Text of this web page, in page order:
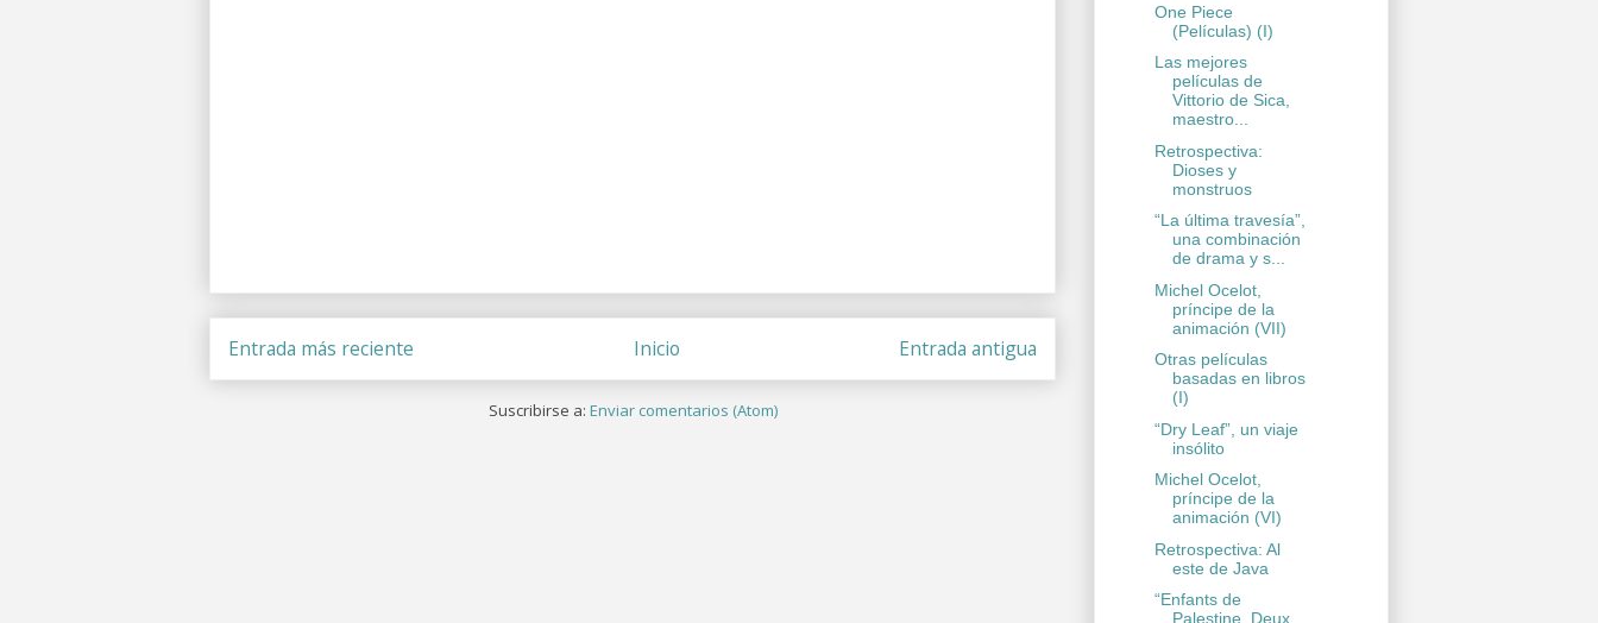
Entrada más reciente Entrada antigua
Inicio
Suscribirse a: Enviar comentarios (Atom)
One Piece
(Películas) (I)
Las mejores
películas de
Vittorio de Sica,
maestro...
Retrospectiva:
Dioses y
monstruos
“La última travesía”,
una combinación
de drama y s...
Michel Ocelot,
príncipe de la
animación (VII)
Otras películas
basadas en libros
(I)
“Dry Leaf”, un viaje
insólito
Michel Ocelot,
príncipe de la
animación (VI)
Retrospectiva: Al
este de Java
“Enfants de
Palestine. Deux